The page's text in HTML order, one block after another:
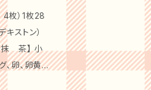
の喜びで
きり、ど
枚）1枚28
ストン）
卵、卵黄、
色料（黄